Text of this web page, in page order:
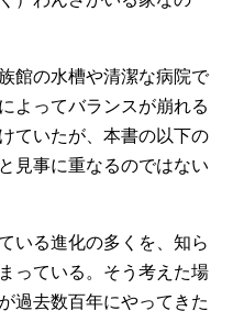
館の水槽や清潔な病院で
よってバランスが崩れる
ていたが、本書の以下の
見事に重なるのではない
いる進化の多くを、知ら
っている。そう考えた場
過去数百年にやってきた